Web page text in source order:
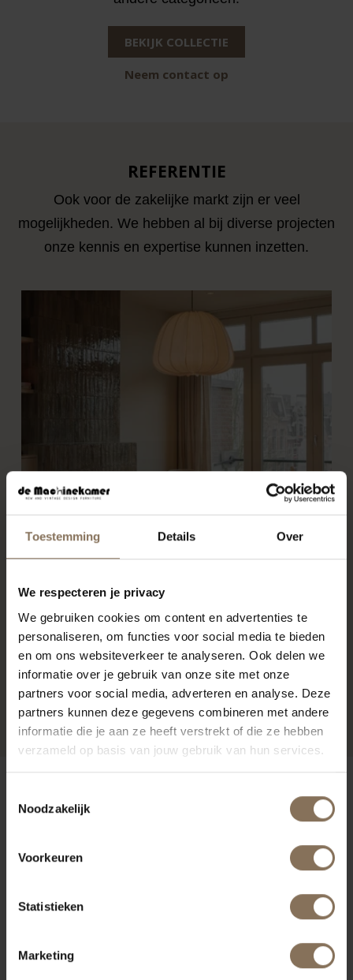
Toestemming Details Over
We respecteren je privacy
We gebruiken cookies om content en advertenties te
personaliseren, om functies voor social media te bieden
en om ons websiteverkeer te analyseren. Ook delen we
informatie over je gebruik van onze site met onze
partners voor social media, adverteren en analyse. Deze
partners kunnen deze gegevens combineren met andere
informatie die je aan ze heeft verstrekt of die ze hebben
verzameld op basis van jouw gebruik van hun services.
Noodzakelijk
Voorkeuren
Statistieken
Marketing
BEKIJK COLLECTIE
Neem contact op
REFERENTIE
Ook voor de zakelijke markt zijn er veel
mogelijkheden. We hebben al bij diverse projecten
onze kennis en expertise kunnen inzetten.
PROJECT MUSMUKI